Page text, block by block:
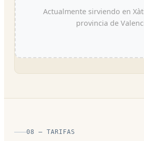
Actualmente sirviendo en
provincia de
08 — TARIFAS